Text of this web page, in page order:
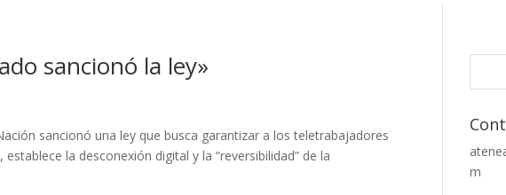
sancionó la ley»
sancionó una ley que busca garantizar a los teletrabajadores
la desconexión digital y la “reversibilidad” de la
m